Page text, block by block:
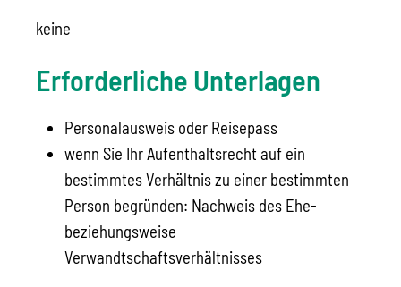
keine
Erforderliche Unterlagen
Personalausweis oder Reisepass
wenn Sie Ihr Aufenthaltsrecht auf ein
bestimmtes Verhältnis zu einer bestimmten
Person begründen: Nachweis des Ehe-
beziehungsweise
Verwandtschaftsverhältnisses